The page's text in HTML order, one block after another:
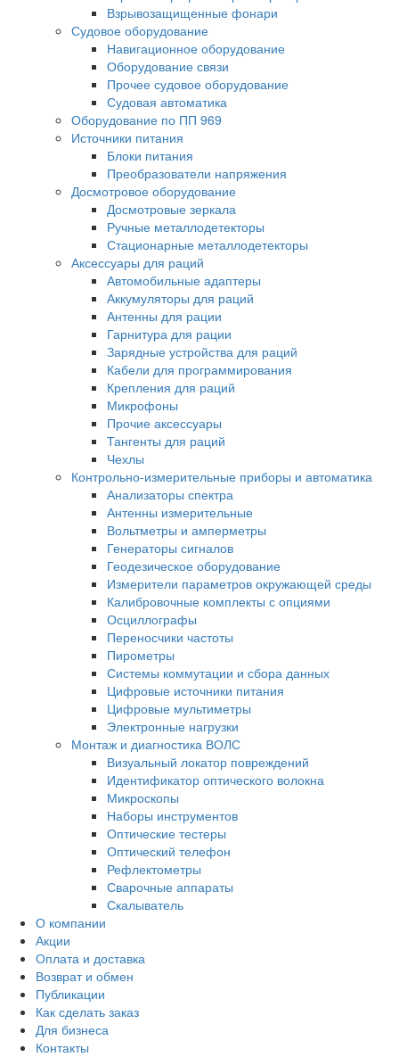
Взрывозащищенные фонари
Судовое оборудование
Навигационное оборудование
Оборудование связи
Прочее судовое оборудование
Судовая автоматика
Оборудование по ПП 969
Источники питания
Блоки питания
Преобразователи напряжения
Досмотровое оборудование
Досмотровые зеркала
Ручные металлодетекторы
Стационарные металлодетекторы
Аксессуары для раций
Автомобильные адаптеры
Аккумуляторы для раций
Антенны для рации
Гарнитура для рации
Зарядные устройства для раций
Кабели для программирования
Крепления для раций
Микрофоны
Прочие аксессуары
Тангенты для раций
Чехлы
Контрольно-измерительные приборы и автоматика
Анализаторы спектра
Антенны измерительные
Вольтметры и амперметры
Генераторы сигналов
Геодезическое оборудование
Измерители параметров окружающей среды
Калибровочные комплекты с опциями
Осциллографы
Переносчики частоты
Пирометры
Системы коммутации и сбора данных
Цифровые источники питания
Цифровые мультиметры
Электронные нагрузки
Монтаж и диагностика ВОЛС
Визуальный локатор повреждений
Идентификатор оптического волокна
Микроскопы
Наборы инструментов
Оптические тестеры
Оптический телефон
Рефлектометры
Сварочные аппараты
Скалыватель
О компании
Акции
Оплата и доставка
Возврат и обмен
Публикации
Как сделать заказ
Для бизнеса
Контакты